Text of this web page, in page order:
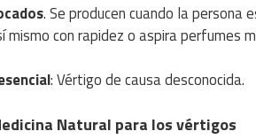
. Se producen cuando la persona
mismo con rapidez o aspira perfumes
: Vértigo de causa desconocida.
Natural para los vértigos